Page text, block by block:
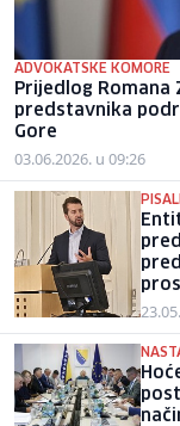
ADVOKATSKE KOMORE
Prijedlog Romana
predstavnika
Gore
03.06.2026. u 09:26